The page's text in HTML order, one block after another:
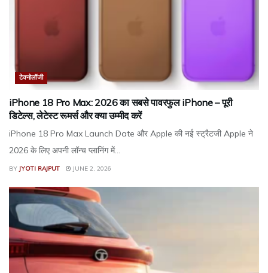
टेक्नोलॉजी
iPhone 18 Pro Max: 2026 का सबसे पावरफुल iPhone – पूरी
डिटेल्स, लेटेस्ट रूमर्स और क्या उम्मीद करें
iPhone 18 Pro Max Launch Date और Apple की नई स्ट्रैटजी Apple ने
2026 के लिए अपनी लॉन्च प्लानिंग में...
BY JYOTI RAJPUT JUNE 2, 2026